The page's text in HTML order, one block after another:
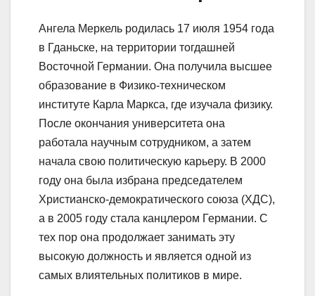
Ангела Меркель родилась 17 июля 1954 года
в Гданьске, на территории тогдашней
Восточной Германии. Она получила высшее
образование в Физико-техническом
институте Карла Маркса, где изучала физику.
После окончания университета она
работала научным сотрудником, а затем
начала свою политическую карьеру. В 2000
году она была избрана председателем
Христианско-демократического союза (ХДС),
а в 2005 году стала канцлером Германии. С
тех пор она продолжает занимать эту
высокую должность и является одной из
самых влиятельных политиков в мире.